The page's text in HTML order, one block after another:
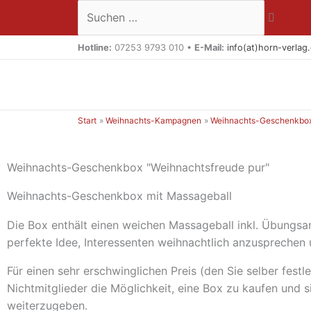
Suchen …
Hotline: 07253 9793 010 • E-Mail: info(at)horn-
Start Weihnachts-Kampagnen Weihnachts-
Weihnachts-Geschenkbox "Weihnachtsfreude pur"
Weihnachts-Geschenkbox mit Massageball
Die Box enthält einen weichen Massageball inkl.
perfekte Idee, Interessenten weihnachtlich anzusprechen
Für einen sehr erschwinglichen Preis (den Sie selber
Nichtmitglieder die Möglichkeit, eine Box zu kaufen und
weiterzugeben.